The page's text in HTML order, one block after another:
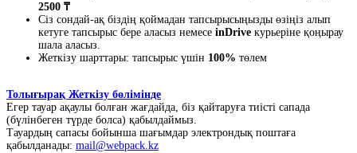
2500 ₸
Сіз сондай-ақ біздің қоймадан тапсырысыңызды өзіңіз алып
кетуге тапсырыс бере аласыз немесе inDrive курьеріне қоңырау
шала аласыз.
Жеткізу шарттары: тапсырыс үшін 100% төлем
Толығырақ Жеткізу бөлімінде
Егер тауар ақаулы болған жағдайда, біз қайтаруға тиісті сапада
(бүлінбеген түрде болса) қабылдаймыз.
Тауардың сапасы бойынша шағымдар электрондық поштаға
қабылданады: mail@webpack.kz